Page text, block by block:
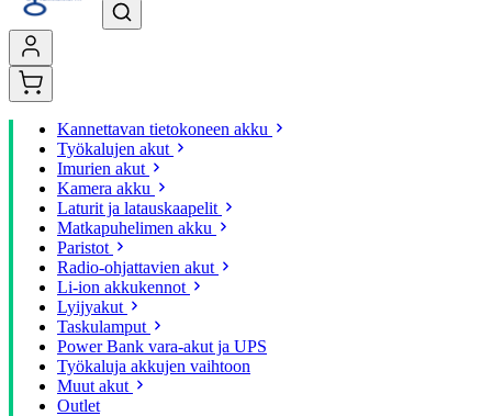
Kannettavan tietokoneen akku
Työkalujen akut
Imurien akut
Kamera akku
Laturit ja latauskaapelit
Matkapuhelimen akku
Paristot
Radio-ohjattavien akut
Li-ion akkukennot
Lyijyakut
Taskulamput
Power Bank vara-akut ja UPS
Työkaluja akkujen vaihtoon
Muut akut
Outlet